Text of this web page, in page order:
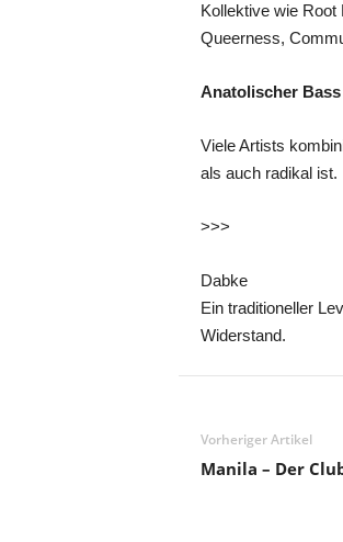
Kollektive wie
Queerness,
Anatolischer Bass
Viele Artists
als auch radikal ist.
>>>
Dabke
Ein traditioneller
Widerstand.
Vorheriger Artikel
Manila – Der